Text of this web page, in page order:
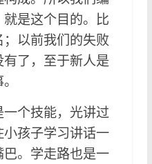
是这个目的。比
以前我们的失败
了，至于新人是
个技能，光讲过
孩子学习讲话一
。学走路也是一